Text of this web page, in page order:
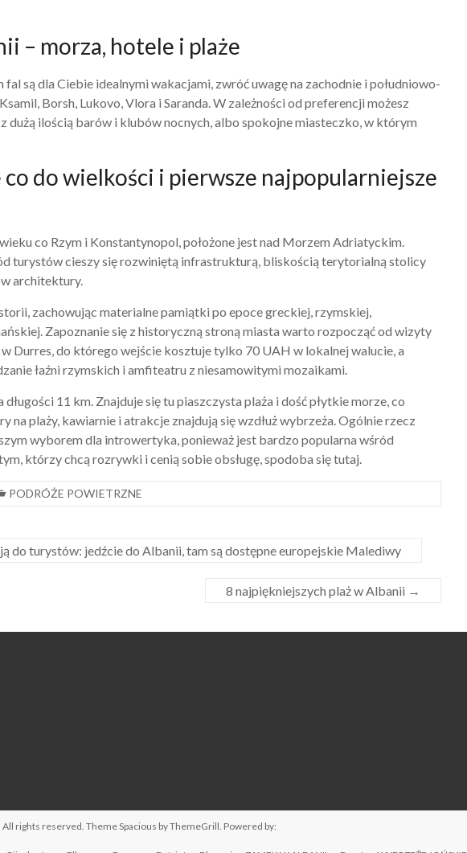
– morza, hotele i plaże
fal są dla Ciebie idealnymi wakacjami, zwróć uwagę na zachodnie i południowo-
Borsh, Lukovo, Vlora i Saranda. W zależności od preferencji możesz
dużą ilością barów i klubów nocnych, albo spokojne miasteczko, w którym
do wielkości i pierwsze najpopularniejsze
co Rzym i Konstantynopol, położone jest nad Morzem Adriatyckim.
turystów cieszy się rozwiniętą infrastrukturą, bliskością terytorialną stolicy
architektury.
zachowując materialne pamiątki po epoce greckiej, rzymskiej,
Zapoznanie się z historyczną stroną miasta warto rozpocząć od wizyty
Durres, do którego wejście kosztuje tylko 70 UAH w lokalnej walucie, a
łaźni rzymskich i amfiteatru z niesamowitymi mozaikami.
długości 11 km. Znajduje się tu piaszczysta plaża i dość płytkie morze, co
na plaży, kawiarnie i atrakcje znajdują się wzdłuż wybrzeża. Ogólnie rzecz
wyborem dla introwertyka, ponieważ jest bardzo popularna wśród
którzy chcą rozrywki i cenią sobie obsługę, spodoba się tutaj.
PODRÓŻE POWIETRZNE
do turystów: jedźcie do Albanii, tam są dostępne europejskie Malediwy
8 najpiękniejszych plaż w Albanii →
All rights reserved. ThemeSpacious by ThemeGrill. Powered by: